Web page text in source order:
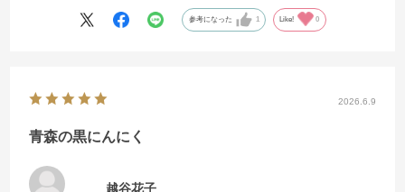
参考になった 1 Like! 0
2026.6.9
青森の黒にんにく
越谷花子